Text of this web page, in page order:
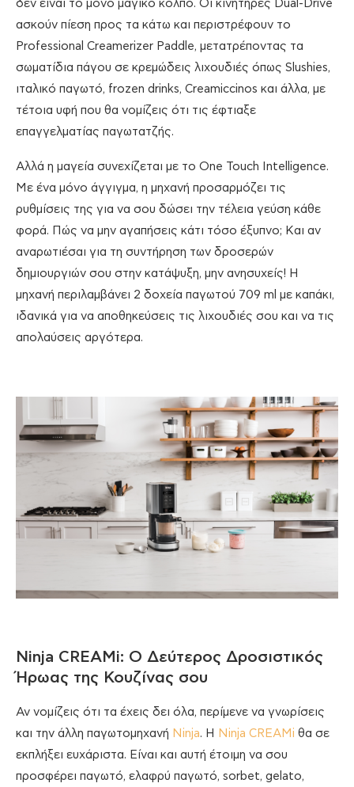
δεν είναι το μόνο μαγικό κόλπο. Οι κινητήρες Dual-Drive
ασκούν πίεση προς τα κάτω και περιστρέφουν το
Professional Creamerizer Paddle, μετατρέποντας τα
σωματίδια πάγου σε κρεμώδεις λιχουδιές όπως Slushies,
ιταλικό παγωτό, frozen drinks, Creamiccinos και άλλα, με
τέτοια υφή που θα νομίζεις ότι τις έφτιαξε
επαγγελματίας παγωτατζής.
Αλλά η μαγεία συνεχίζεται με το One Touch Intelligence.
Με ένα μόνο άγγιγμα, η μηχανή προσαρμόζει τις
ρυθμίσεις της για να σου δώσει την τέλεια γεύση κάθε
φορά. Πώς να μην αγαπήσεις κάτι τόσο έξυπνο; Και αν
αναρωτιέσαι για τη συντήρηση των δροσερών
δημιουργιών σου στην κατάψυξη, μην ανησυχείς! Η
μηχανή περιλαμβάνει 2 δοχεία παγωτού 709 ml με καπάκι,
ιδανικά για να αποθηκεύσεις τις λιχουδιές σου και να τις
απολαύσεις αργότερα.
Ninja CREAMi: Ο Δεύτερος Δροσιστικός
Ήρωας της Κουζίνας σου
Αν νομίζεις ότι τα έχεις δει όλα, περίμενε να γνωρίσεις
και την άλλη παγωτομηχανή Ninja. H Ninja CREAMi θα σε
εκπλήξει ευχάριστα. Είναι και αυτή έτοιμη να σου
προσφέρει παγωτό, ελαφρύ παγωτό, sorbet, gelato,